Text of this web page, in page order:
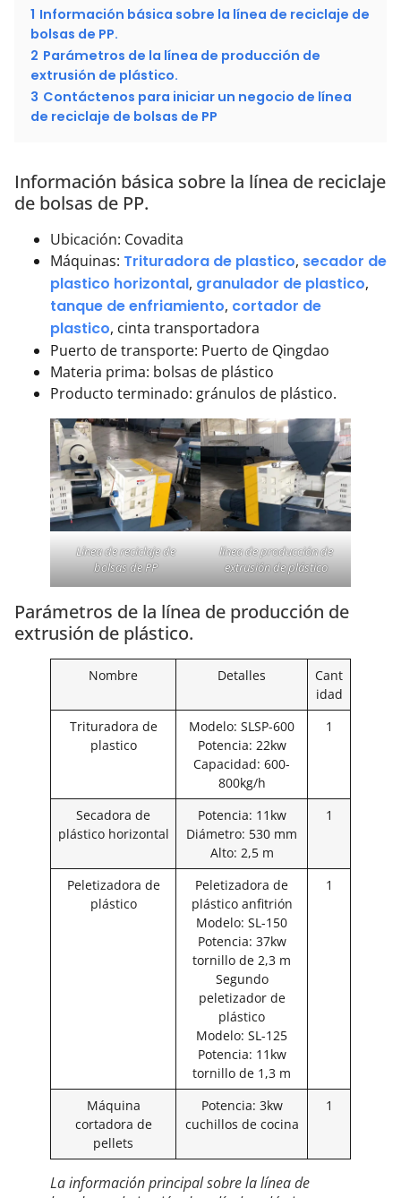
1 Información básica sobre la línea de reciclaje de
bolsas de PP.
2 Parámetros de la línea de producción de
extrusión de plástico.
3 Contáctenos para iniciar un negocio de línea
de reciclaje de bolsas de PP
Información básica sobre la línea de reciclaje
de bolsas de PP.
Ubicación: Covadita
Máquinas: Trituradora de plastico, secador de
plastico horizontal, granulador de plastico,
tanque de enfriamiento, cortador de
plastico, cinta transportadora
Puerto de transporte: Puerto de Qingdao
Materia prima: bolsas de plástico
Producto terminado: gránulos de plástico.
Línea de reciclaje de
bolsas de PP
línea de producción de
extrusión de plástico
Parámetros de la línea de producción de
extrusión de plástico.
Nombre Detalles
Cant
idad
Trituradora de
plastico
Modelo: SLSP-600
Potencia: 22kw
Capacidad: 600-
800kg/h
1
Secadora de
plástico horizontal
Potencia: 11kw
Diámetro: 530 mm
Alto: 2,5 m
1
Peletizadora de
plástico
Peletizadora de
plástico anfitrión
Modelo: SL-150
Potencia: 37kw
tornillo de 2,3 m
Segundo
peletizador de
plástico
Modelo: SL-125
Potencia: 11kw
tornillo de 1,3 m
1
Máquina
cortadora de
pellets
Potencia: 3kw
cuchillos de cocina
1
La información principal sobre la línea de